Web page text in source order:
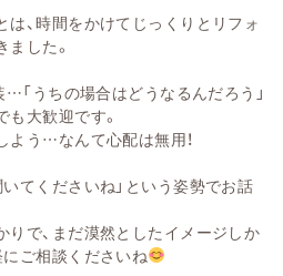
、時間をかけてじっくりとリフォ
した。
…「うちの場合はどうなるんだろう」
大歓迎です。
よう…なんて心配は無用！
てくださいね」という姿勢でお話
りで、まだ漠然としたイメージしか
にご相談くださいね